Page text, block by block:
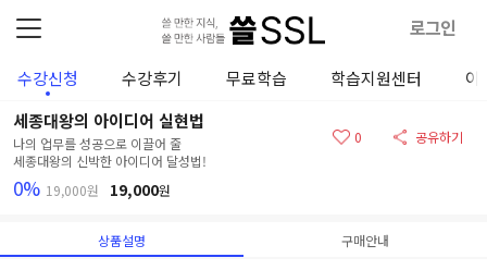
로그인
수강신청 수강후기 무료학습 학습지원센터
이
세종대왕의 아이디어 실현법
나의 업무를 성공으로 이끌어 줄
세종대왕의 신박한 아이디어 달성법!
0% 19,000원 19,000원
0 공유하기
상품설명 구매안내